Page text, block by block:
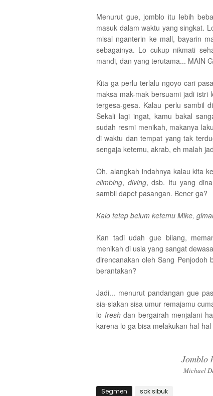
Menurut gue, jomblo itu lebih
masuk dalam waktu yang singkat.
misal nganterin ke mall, bayarin
sebagainya. Lo cukup nikmati
mandi, dan yang terutama... MAIN
Kita ga perlu terlalu ngoyo cari
maksa mak-mak bersuami jadi istri
tergesa-gesa. Kalau perlu sambil
Sekali lagi ingat, kamu bakal
sudah resmi menikah, makanya
di waktu dan tempat yang tak
sengaja ketemu, akrab, eh malah
Oh, alangkah indahnya kalau kita
climbing, diving, dsb. Itu yang
sambil dapet pasangan. Bener ga?
Kalo tetep belum ketemu Mike,
Kan tadi udah gue bilang,
menikah di usia yang sangat
direncanakan oleh Sang Penjodoh
berantakan?
Jadi... menurut pandangan gue
sia-siakan sisa umur remajamu
lo freshdan bergairah menjalani
karena lo ga bisa melakukan hal-
Jomblo
Michael
Segmen sok sibuk